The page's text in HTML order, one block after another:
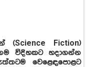
Fiction)
විදිහකට හදාගන්න
වෙළෙඳපොළට